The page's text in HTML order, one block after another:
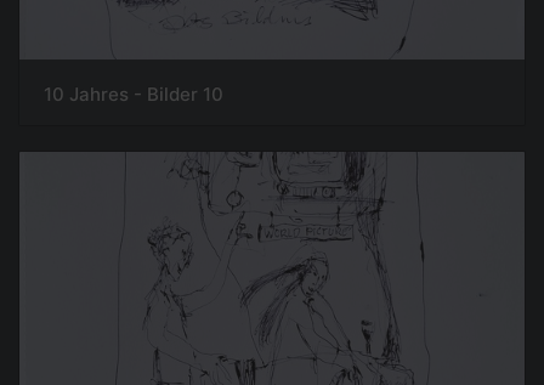
10 Jahres - Bilder 10